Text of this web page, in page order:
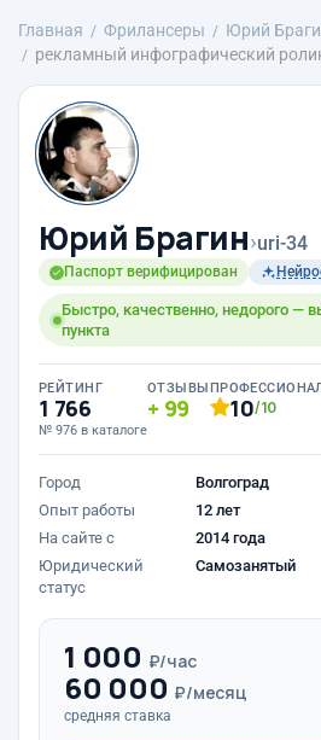
Главная Фрилансеры Юрий
рекламный инфографический
Юрий Брагин›uri-34
Паспорт верифицирован
Быстро, качественно, недорого —
пункта
РЕЙТИНГ
1 766
№ 976 в каталоге
ОТЗЫВЫ
99 10/10
Город
Волгоград
Опыт работы
12 лет
На сайте с
2014 года
Юридический
статус
Самозанятый
1 000 ₽/час
60 000 ₽/месяц
средняя ставка